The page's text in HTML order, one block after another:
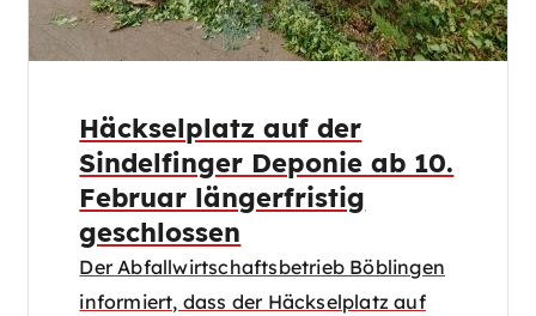
Häckselplatz auf der
Sindelfinger Deponie ab 10.
Februar längerfristig
geschlossen
Der Abfallwirtschaftsbetrieb Böblingen
informiert, dass der Häckselplatz auf